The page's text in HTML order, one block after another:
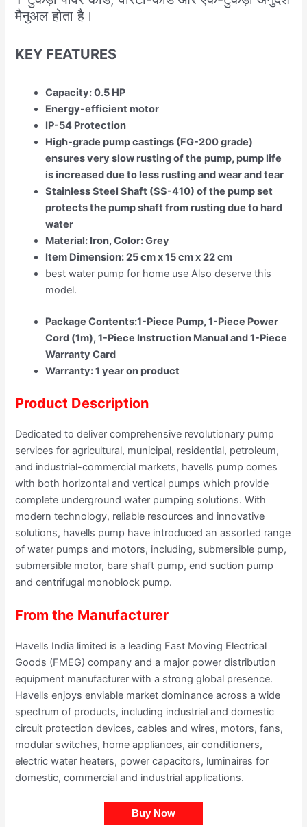
मैनुअल होता है।
KEY FEATURES
Capacity: 0.5 HP
Energy-efficient motor
IP-54 Protection
High-grade pump castings (FG-200 grade)
ensures very slow rusting of the pump, pump life
is increased due to less rusting and wear and tear
Stainless Steel Shaft (SS-410) of the pump set
protects the pump shaft from rusting due to hard
water
Material: Iron, Color: Grey
Item Dimension: 25 cm x 15 cm x 22 cm
best water pump for home use Also deserve this
model.
Package Contents:1-Piece Pump, 1-Piece Power
Cord (1m), 1-Piece Instruction Manual and 1-Piece
Warranty Card
Warranty: 1 year on product
Product Description
Dedicated to deliver comprehensive revolutionary pump
services for agricultural, municipal, residential, petroleum,
and industrial-commercial markets, havells pump comes
with both horizontal and vertical pumps which provide
complete underground water pumping solutions. With
modern technology, reliable resources and innovative
solutions, havells pump have introduced an assorted range
of water pumps and motors, including, submersible pump,
submersible motor, bare shaft pump, end suction pump
and centrifugal monoblock pump.
From the Manufacturer
Havells India limited is a leading Fast Moving Electrical
Goods (FMEG) company and a major power distribution
equipment manufacturer with a strong global presence.
Havells enjoys enviable market dominance across a wide
spectrum of products, including industrial and domestic
circuit protection devices, cables and wires, motors, fans,
modular switches, home appliances, air conditioners,
electric water heaters, power capacitors, luminaires for
domestic, commercial and industrial applications.
Buy Now